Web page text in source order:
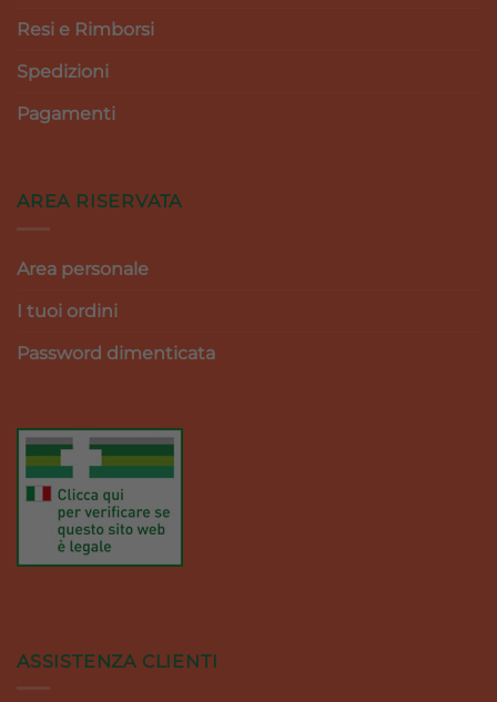
Resi e Rimborsi
Spedizioni
Pagamenti
AREA RISERVATA
Area personale
I tuoi ordini
Password dimenticata
ASSISTENZA CLIENTI